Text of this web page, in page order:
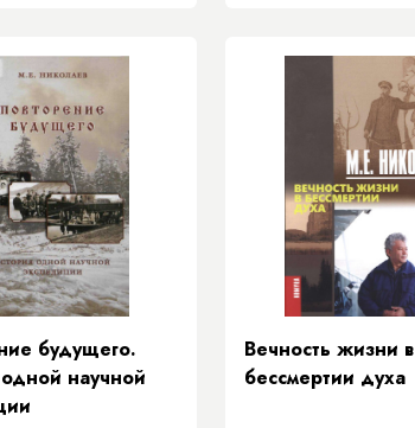
будущего.
научной
Вечность жизни в
бессмертии духа